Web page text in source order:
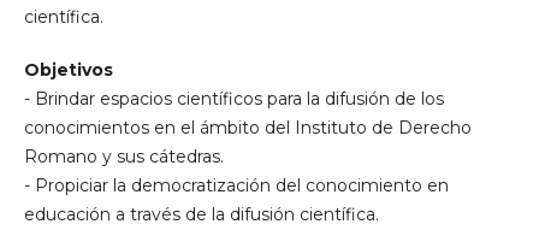
científica.
Objetivos
- Brindar espacios científicos para la difusión de los
conocimientos en el ámbito del Instituto de Derecho
Romano y sus cátedras.
- Propiciar la democratización del conocimiento en
educación a través de la difusión científica.